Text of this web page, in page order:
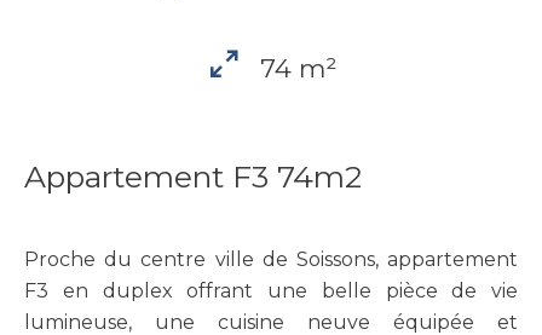
74 m²
Appartement F3 74m2
Proche du centre ville de Soissons, appartement
F3 en duplex offrant une belle pièce de vie
lumineuse, une cuisine neuve équipée et